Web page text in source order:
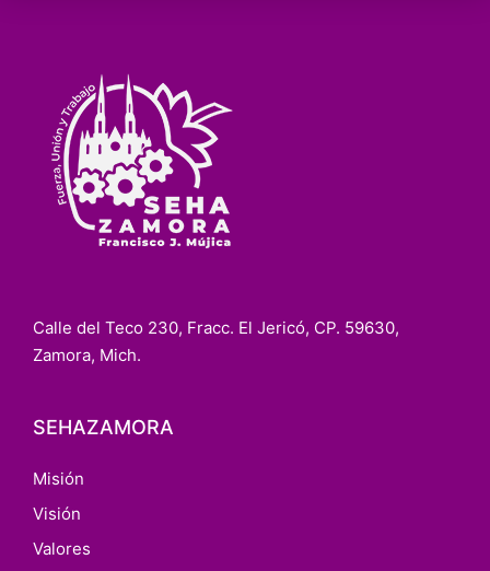
Calle del Teco 230, Fracc. El Jericó, CP. 59630,
Zamora, Mich.
SEHAZAMORA
Misión
Visión
Valores